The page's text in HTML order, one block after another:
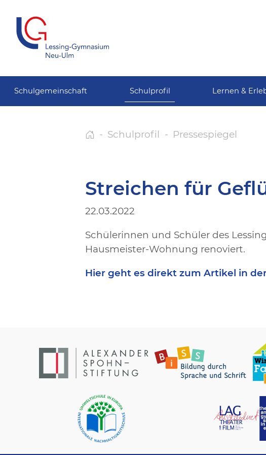
Schulgemeinschaft Schulprofil Lernen &
Schulprofil Pressespiegel
Streichen für
22.03.2022
Schülerinnen und Schüler des
Hausmeister-Wohnung renoviert.
Hier geht es direkt zum Artikel in